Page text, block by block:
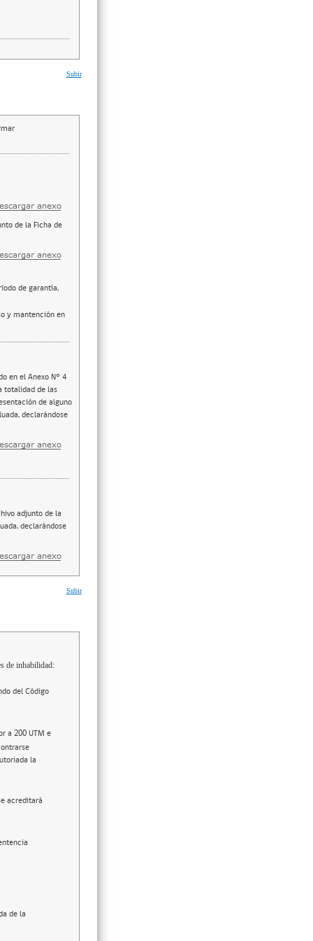
Subir
de la Ficha de
de garantía,
y mantención en
en el Anexo N° 4
totalidad de las
de alguno
declarándose
adjunto de la
declarándose
Subir
de inhabilidad:
del Código
a 200 UTM e
la
acreditará
de la